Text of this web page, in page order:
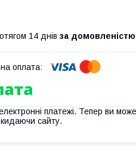
14 днів за домовленістю
платежі. Тепер ви
сайту.